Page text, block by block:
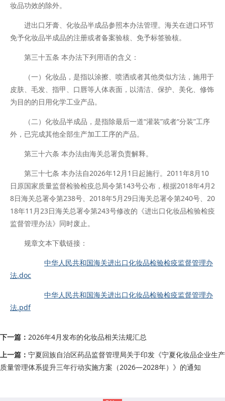
妆品功效的除外。
进出口牙膏、化妆品半成品参照本办法管理。海关在进口环节
免予化妆品半成品的注册或者备案验核、免予标签验核。
第三十五条 本办法下列用语的含义：
（一）化妆品，是指以涂擦、喷洒或者其他类似方法，施用于
皮肤、毛发、指甲、口唇等人体表面，以清洁、保护、美化、修饰
为目的的日用化学工业产品。
（二）化妆品半成品，是指除最后一道“灌装”或者“分装”工序
外，已完成其他全部生产加工工序的产品。
第三十六条 本办法由海关总署负责解释。
第三十七条 本办法自2026年12月1日起施行。2011年8月10
日原国家质量监督检验检疫总局令第143号公布，根据2018年4月2
8日海关总署令第238号、2018年5月29日海关总署令第240号、20
18年11月23日海关总署令第243号修改的《进出口化妆品检验检疫
监督管理办法》同时废止。
规章文本下载链接：
中华人民共和国海关进出口化妆品检验检疫监督管理办
法.doc
中华人民共和国海关进出口化妆品检验检疫监督管理办
法.pdf
下一篇： 2026年4月发布的化妆品相关法规汇总
上一篇： 宁夏回族自治区药品监督管理局关于印发《宁夏化妆品企业生产
质量管理体系提升三年行动实施方案（2026—2028年）》的通知